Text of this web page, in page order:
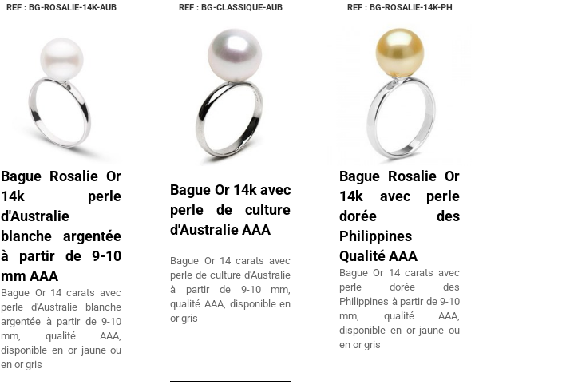
REF : BG-ROSALIE-14K-AUB
Bague Rosalie Or
14k perle
d'Australie
blanche argentée
à partir de 9-10
mm AAA
Bague Or 14 carats avec
perle d'Australie blanche
argentée à partir de 9-10
mm, qualité AAA,
disponible en or jaune ou
en or gris
REF : BG-CLASSIQUE-AUB
Bague Or 14k avec
perle de culture
d'Australie AAA
Bague Or 14 carats avec
perle de culture d'Australie
à partir de 9-10 mm,
qualité AAA, disponible en
or gris
REF : BG-ROSALIE-14K-PH
Bague Rosalie Or
14k avec perle
dorée des
Philippines
Qualité AAA
Bague Or 14 carats avec
perle dorée des
Philippines à partir de 9-10
mm, qualité AAA,
disponible en or jaune ou
en or gris